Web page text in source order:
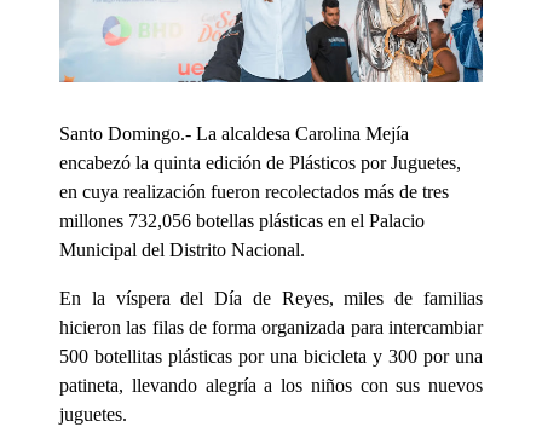
Santo Domingo.- La alcaldesa Carolina Mejía
encabezó la quinta edición de Plásticos por Juguetes,
en cuya realización fueron recolectados más de tres
millones 732,056 botellas plásticas en el Palacio
Municipal del Distrito Nacional.
En la víspera del Día de Reyes, miles de familias
hicieron las filas de forma organizada para intercambiar
500 botellitas plásticas por una bicicleta y 300 por una
patineta, llevando alegría a los niños con sus nuevos
juguetes.